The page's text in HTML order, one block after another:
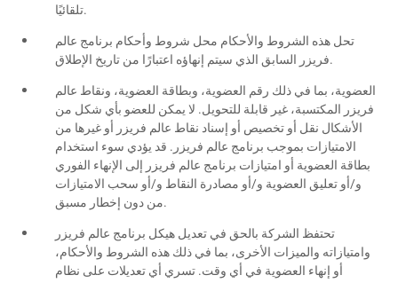
تلقائيًا.
تحل هذه الشروط والأحكام محل شروط وأحكام برنامج عالم
فريزر السابق الذي سيتم إنهاؤه اعتبارًا من تاريخ الإطلاق.
العضوية، بما في ذلك رقم العضوية، وبطاقة العضوية، ونقاط عالم
فريزر المكتسبة، غير قابلة للتحويل. لا يمكن للعضو بأي شكل من
الأشكال نقل أو تخصيص أو إسناد نقاط عالم فريزر أو غيرها من
الامتيازات بموجب برنامج عالم فريزر. قد يؤدي سوء استخدام
بطاقة العضوية أو امتيازات برنامج عالم فريزر إلى الإنهاء الفوري
و/أو تعليق العضوية و/أو مصادرة النقاط و/أو سحب الامتيازات
من دون إخطار مسبق.
تحتفظ الشركة بالحق في تعديل هيكل برنامج عالم فريزر
وامتيازاته والميزات الأخرى، بما في ذلك هذه الشروط والأحكام،
أو إنهاء العضوية في أي وقت. تسري أي تعديلات على نظام